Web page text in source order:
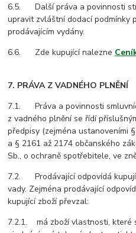
6.5. Další práva a povinnosti
upravit zvláštní dodací podmínky
prodávajícím vydány.
6.6. Zde kupující nalezne
7. PRÁVA Z VADNÉHO PLNĚNÍ
7.1. Práva a povinnosti
z vadného plnění se řídí
předpisy (zejména ustanoveními
a § 2161 až 2174 občanského
Sb., o ochraně spotřebitele, ve
7.2. Prodávající odpovídá
vady. Zejména prodávající
kupující zboží převzal:
7.2.1. má zboží vlastnosti, které